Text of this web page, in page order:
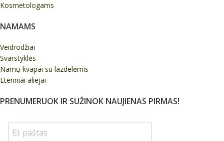
Kosmetologams
NAMAMS
Veidrodžiai
Svarstyklės
Namų kvapai su lazdelėmis
Eteriniai aliejai
PRENUMERUOK IR SUŽINOK NAUJIENAS PIRMAS!